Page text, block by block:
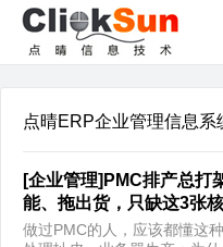
点晴ERP企业管理信息系
[企业管理]PMC排产总打
能、拖出货，只缺这3张
做过PMC的人，应该都懂这